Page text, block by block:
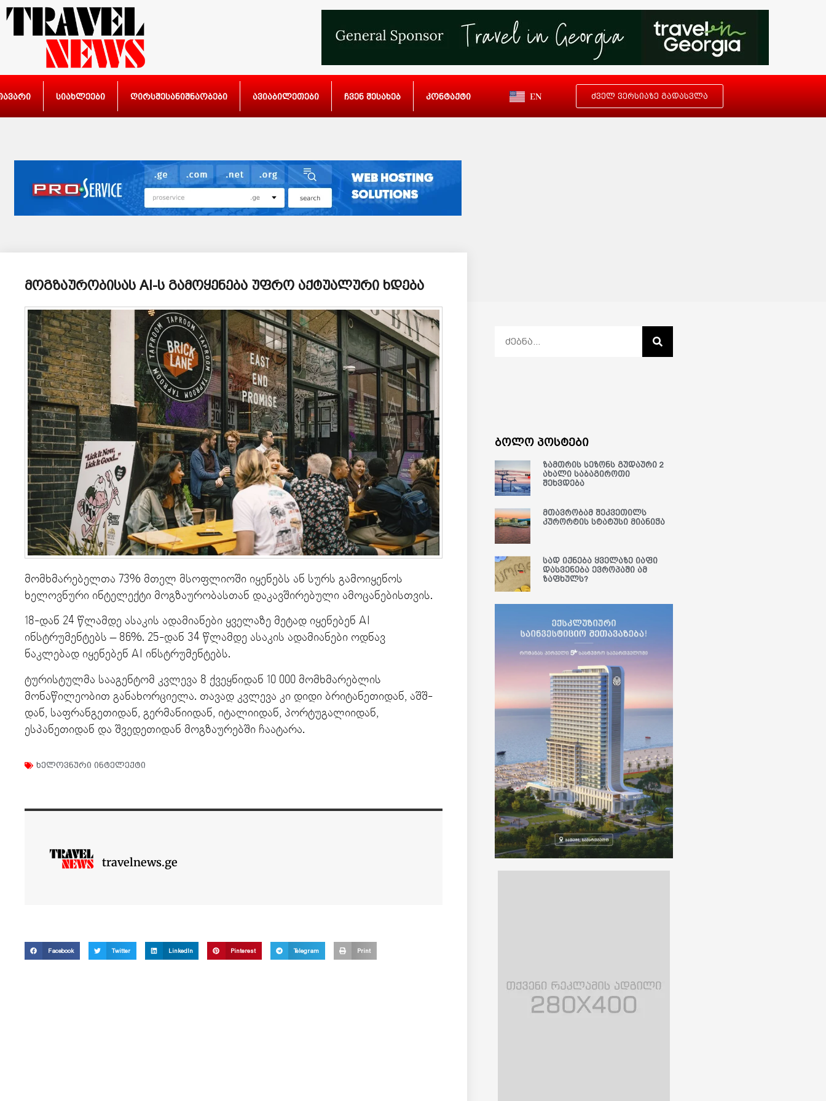
სიახლეები ღირსშესანიშნაობები ავიაბილეთები ჩვენ შესახებ კონტაქტი EN ძველ ვერსიაზე გადასვლა
მოგზაურობისას AI-ს გამოყენება უფრო აქტუალური ხდება
მომხმარებელთა 73% მთელ მსოფლიოში იყენებს ან სურს გამოიყენოს
ხელოვნური ინტელექტი მოგზაურობასთან დაკავშირებული ამოცანებისთვის.
18-დან 24 წლამდე ასაკის ადამიანები ყველაზე მეტად იყენებენ AI
ინსტრუმენტებს – 86%. 25-დან 34 წლამდე ასაკის ადამიანები ოდნავ
ნაკლებად იყენებენ AI ინსტრუმენტებს.
ტურისტულმა სააგენტომ კვლევა 8 ქვეყნიდან 10 000 მომხმარებლის
მონაწილეობით განახორციელა. თავად კვლევა კი დიდი ბრიტანეთიდან, აშშ-
დან, საფრანგეთიდან, გერმანიიდან, იტალიიდან, პორტუგალიიდან,
ესპანეთიდან და შვედეთიდან მოგზაურებში ჩაატარა.
ხელოვნური ინტელექტი
travelnews.ge
Facebook Twitter LinkedIn Pinterest Telegram Print
ბოლო პოსტები
ზამთრის სეზონს გუდაური 2
ახალი საბაგიროთი
შეხვდება
მთავრობამ შეკვეთილს
კურორტის სტატუსი მიანიჭა
სად იქნება ყველაზე იაფი
დასვენება ევროპაში ამ
ზაფხულს?